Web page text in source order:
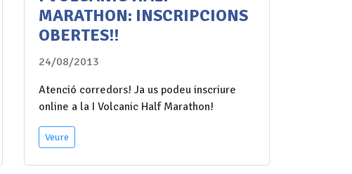
MARATHON: INSCRIPCIONS
OBERTES!!
24/08/2013
Atenció corredors! Ja us podeu inscriure
online a la I Volcanic Half Marathon!
Veure